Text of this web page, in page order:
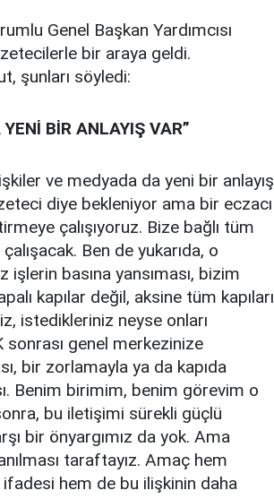
Genel Başkan Yardımcısı
bir araya geldi.
şunları söyledi:
BİR ANLAYIŞ VAR”
ve medyada da yeni bir anlayış
diye bekleniyor ama bir eczacı
çalışıyoruz. Bize bağlı tüm
Ben de yukarıda, o
işlerin basına yansıması, bizim
kapılar değil, aksine tüm kapıları
istedikleriniz neyse onları
genel merkezinize
bir zorlamayla ya da kapıda
Benim birimim, benim görevim o
bu iletişimi sürekli güçlü
bir önyargımız da yok. Ama
taraftayız. Amaç hem
ifadesi hem de bu ilişkinin daha